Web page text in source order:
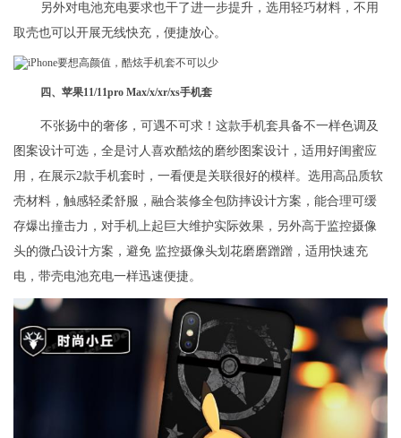
另外对电池充电要求也干了进一步提升，选用轻巧材料，不用
取壳也可以开展无线快充，便捷放心。
四、苹果11/11pro Max/x/xr/xs手机套
不张扬中的奢侈，可遇不可求！这款手机套具备不一样色调及
图案设计可选，全是讨人喜欢酷炫的磨纱图案设计，适用好闺蜜应
用，在展示2款手机套时，一看便是关联很好的模样。选用高品质软
壳材料，触感轻柔舒服，融合装修全包防摔设计方案，能合理可缓
存爆出撞击力，对手机上起巨大维护实际效果，另外高于监控摄像
头的微凸设计方案，避免 监控摄像头划花磨磨蹭蹭，适用快速充
电，带壳电池充电一样迅速便捷。